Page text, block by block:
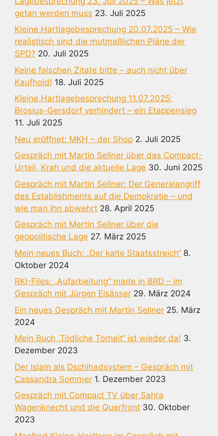
getan werden muss 23. Juli 2025
Kleine Hartlagebesprechung 20.07.2025 – Wie
realistisch sind die mutmaßlichen Pläne der
SPD? 20. Juli 2025
Keine falschen Zitate bitte – auch nicht über
Kaufhold! 18. Juli 2025
Kleine Hartlagebesprechung 11.07.2025:
Brosius-Gersdorf verhindert – ein Etappensieg
11. Juli 2025
Neu eröffnet: MKH – der Shop 2. Juli 2025
Gespräch mit Martin Sellner über das Compact-
Urteil, Krah und die aktuelle Lage 30. Juni 2025
Gespräch mit Martin Sellner: Der Generalangriff
des Establishments auf die Demokratie – und
wie man ihn abwehrt 28. April 2025
Gespräch mit Mertin Sellner über die
geopolitische Lage 27. März 2025
Mein neues Buch: „Der kalte Staatsstreich“ 8.
Oktober 2024
RKI-Files: „Aufarbeitung“ made in BRD – im
Gespräch mit Jürgen Elsässer 29. März 2024
Ein neues Gespräch mit Martin Sellner 25. März
2024
Mein Buch „Tödliche Torheit“ ist wieder da! 3.
Dezember 2023
Der Islam als Dschihadsystem – Gespräch mit
Cassandra Sommer 1. Dezember 2023
Gespräch mit Compact TV über Sahra
Wagenknecht und die Querfront 30. Oktober
2023